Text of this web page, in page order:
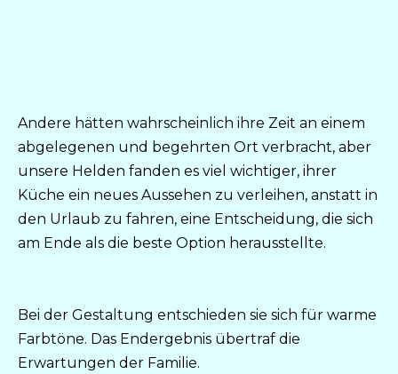
Andere hätten wahrscheinlich ihre Zeit an einem
abgelegenen und begehrten Ort verbracht, aber
unsere Helden fanden es viel wichtiger, ihrer
Küche ein neues Aussehen zu verleihen, anstatt in
den Urlaub zu fahren, eine Entscheidung, die sich
am Ende als die beste Option herausstellte.
Bei der Gestaltung entschieden sie sich für warme
Farbtöne. Das Endergebnis übertraf die
Erwartungen der Familie.